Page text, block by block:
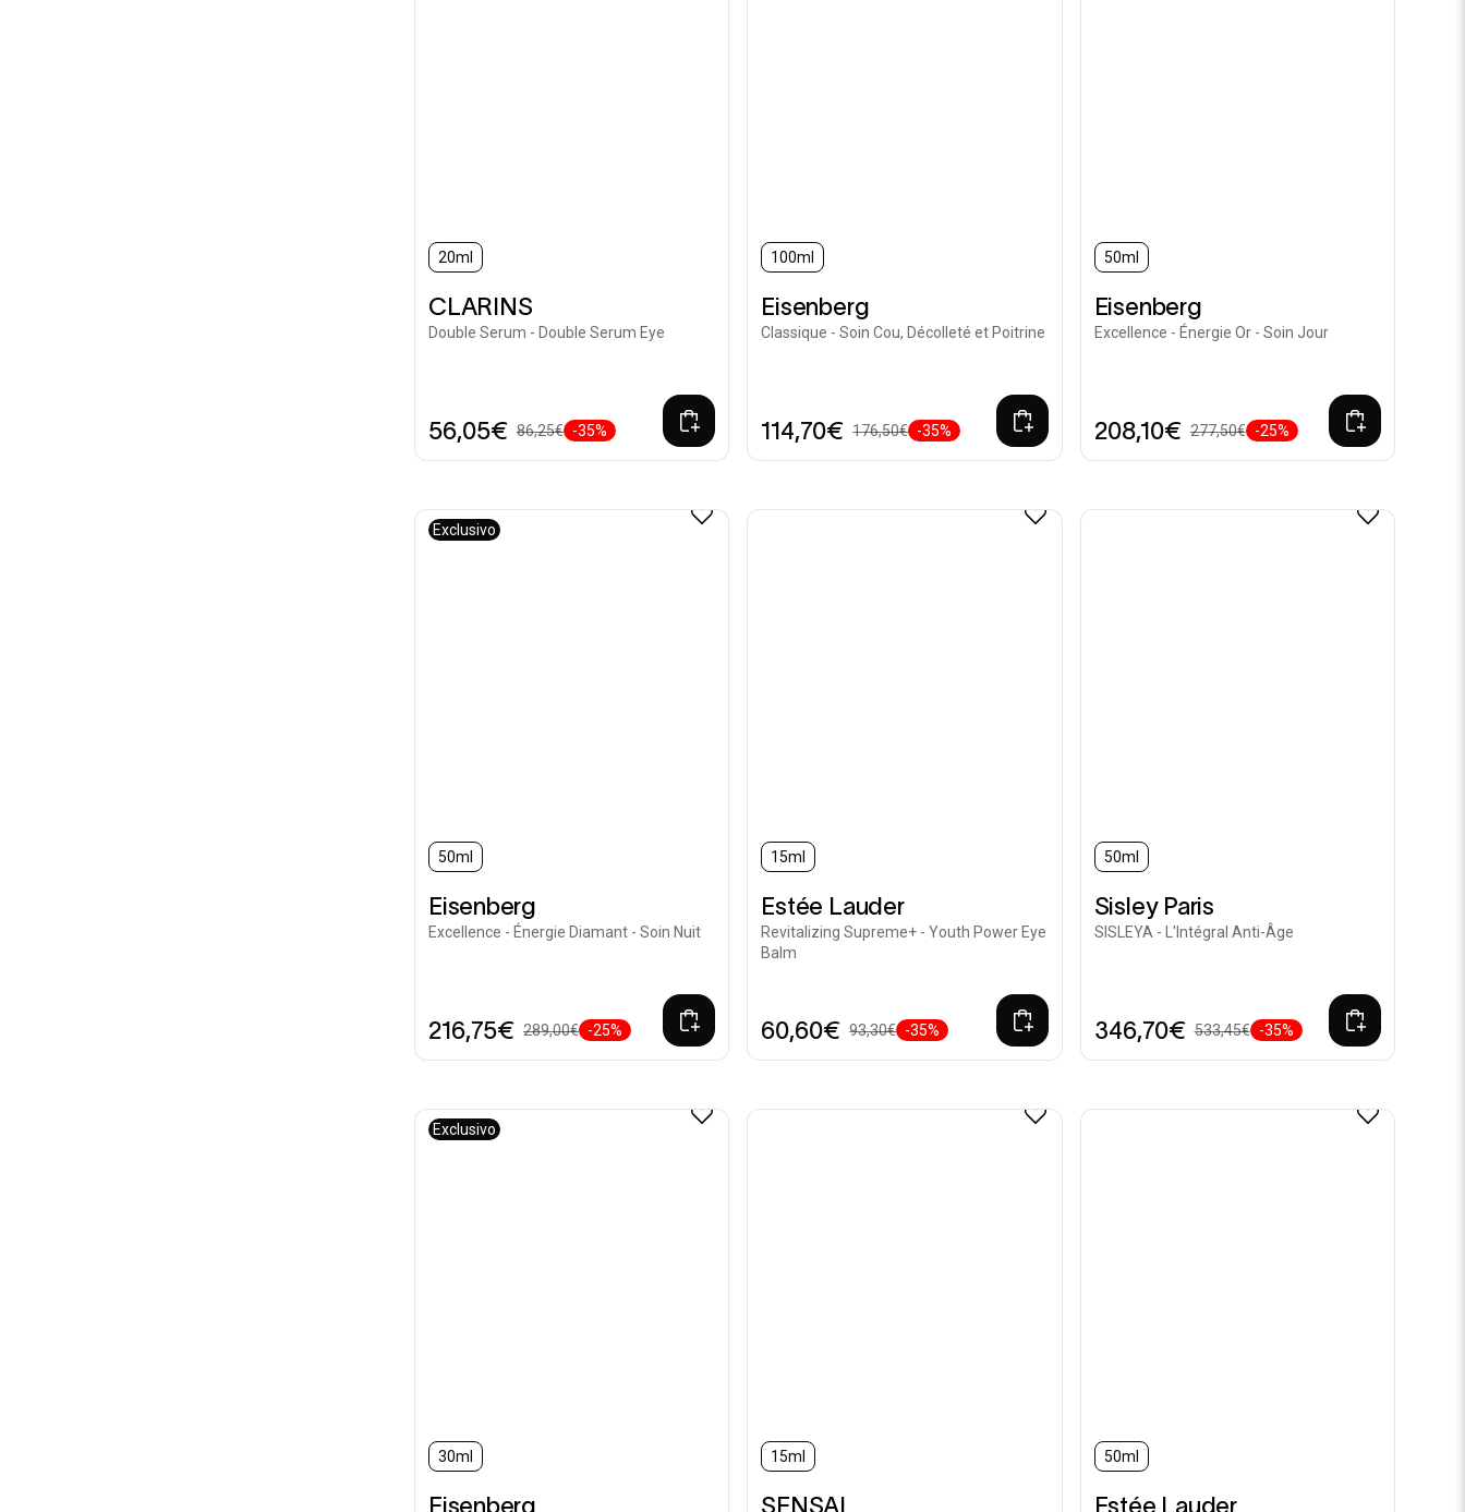
20ml
CLARINS
Double Serum - Double Serum Eye
56,05€ 86,25€ -35%
100ml
Eisenberg
Classique - Soin Cou, Décolleté et Poitrine
114,70€ 176,50€ -35%
50ml
Eisenberg
Excellence - Énergie Or - Soin Jour
208,10€ 277,50€ -25%
Exclusivo
50ml
Eisenberg
Excellence - Énergie Diamant - Soin Nuit
216,75€ 289,00€ -25%
15ml
Estée Lauder
Revitalizing Supreme+ - Youth Power Eye
Balm
60,60€ 93,30€ -35%
50ml
Sisley Paris
SISLEYA - L'Intégral Anti-Âge
346,70€ 533,45€ -35%
Exclusivo
30ml
Eisenberg
15ml
SENSAI
50ml
Estée Lauder